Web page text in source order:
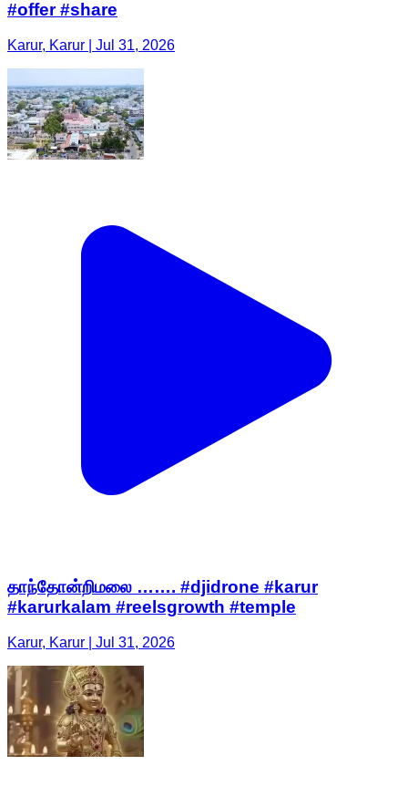
#offer #share
Karur, Karur | Jul 31, 2026
தாந்தோன்றிமலை ……. #djidrone #karur
#karurkalam #reelsgrowth #temple
Karur, Karur | Jul 31, 2026